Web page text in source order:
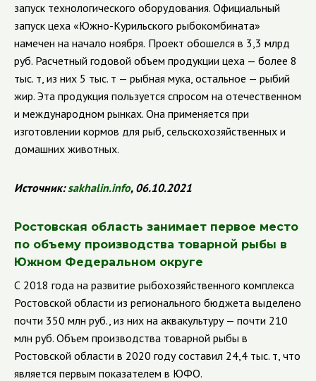
запуск технологического оборудования. Официальный
запуск цеха «Южно-Курильского рыбокомбината»
намечен на начало ноября. Проект обошелся в 3,3 млрд
руб. Расчетный годовой объем продукции цеха — более 8
тыс. т, из них 5 тыс. т — рыбная мука, остальное — рыбий
жир. Эта продукция пользуется спросом на отечественном
и международном рынках. Она применяется при
изготовлении кормов для рыб, сельскохозяйственных и
домашних животных.
Источник:sakhalin.info, 06.10.2021
Ростовская область занимает первое место
по объему производства товарной рыбы в
Южном Федеральном округе
С 2018 года на развитие рыбохозяйственного комплекса
Ростовской области из регионального бюджета выделено
почти 350 млн руб., из них на аквакультуру — почти 210
млн руб. Объем производства товарной рыбы в
Ростовской области в 2020 году составил 24,4 тыс. т, что
является первым показателем в ЮФО.